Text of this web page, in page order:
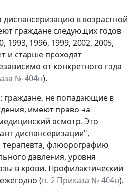
диспансеризацию в возрастной
граждане следующих годов
1993, 1996, 1999, 2002, 2005,
и старше проходят
от конкретного года
№ 404н).
граждане, не попадающие в
имеют право на
осмотр. Это
диспансеризации",
флюорографию,
давления, уровня
в крови. Профилактический
(п. 2 Приказа № 404н).